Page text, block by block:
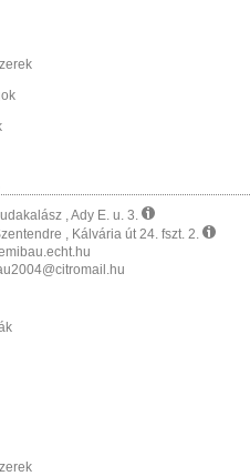
, Ady E. u. 3.
, Kálvária út 24. fszt. 2.